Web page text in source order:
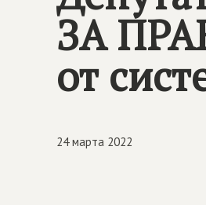
ЗА
от
24 марта 2022